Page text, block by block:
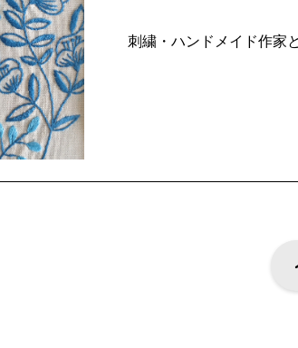
刺繍・ハンドメイド作家